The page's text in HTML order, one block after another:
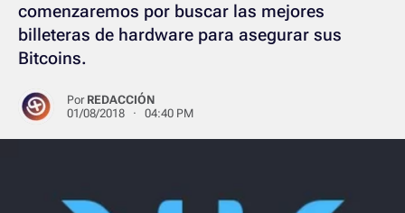
comenzaremos por buscar las mejores
billeteras de hardware para asegurar sus
Bitcoins.
Por REDACCIÓN
01/08/2018 · 04:40 PM